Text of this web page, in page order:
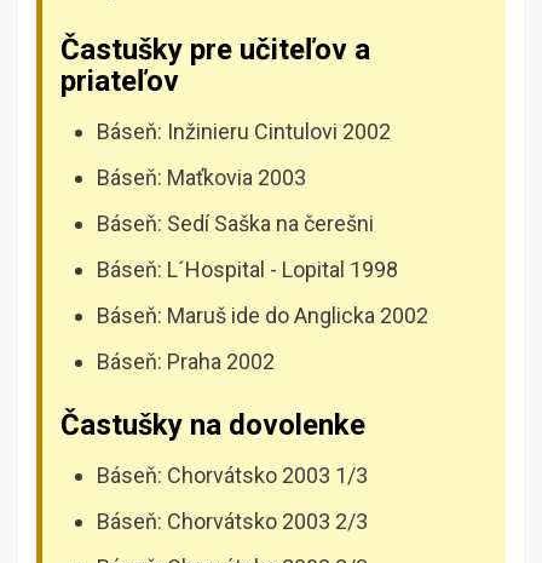
Častušky pre učiteľov a
priateľov
Báseň: Inžinieru Cintulovi 2002
Báseň: Maťkovia 2003
Báseň: Sedí Saška na čerešni
Báseň: L´Hospital - Lopital 1998
Báseň: Maruš ide do Anglicka 2002
Báseň: Praha 2002
Častušky na dovolenke
Báseň: Chorvátsko 2003 1/3
Báseň: Chorvátsko 2003 2/3